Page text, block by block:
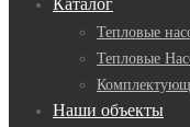
Тепловые
Тепловые
Наши объекты